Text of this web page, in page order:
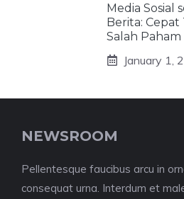
Media Sosial
Berita:
Salah Paham
January 1,
NEWSROOM
Pellentesque faucibus arcu in
consequat urna. Interdum et